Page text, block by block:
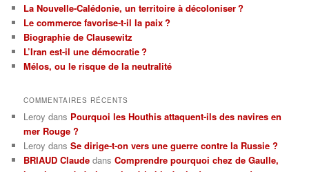
r
c
h
e
La Nouvelle-Calédonie, un territoire à décoloniser ?
Le commerce favorise-t-il la paix ?
Biographie de Clausewitz
L’Iran est-il une démocratie ?
Mélos, ou le risque de la neutralité
COMMENTAIRES RÉCENTS
Leroy dans Pourquoi les Houthis attaquent-ils des navires en
mer Rouge ?
Leroy dansSe dirige-t-on vers une guerre contre la Russie ?
BRIAUD Claude dansComprendre pourquoi chez de Gaulle,